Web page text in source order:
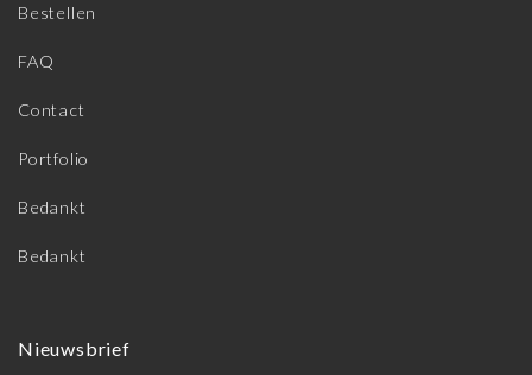
Bestellen
FAQ
Contact
Portfolio
Bedankt
Bedankt
Nieuwsbrief